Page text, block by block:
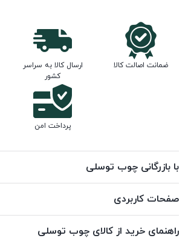
ضمانت اصالت کالا
ارسال کالا به سراسر
کشور
پرداخت امن
با بازرگانی چوب توسلی
صفحات کاربردی
راهنمای خرید از کالای چوب توسلی